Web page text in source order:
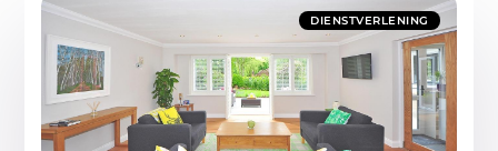
DIENSTVERLENING